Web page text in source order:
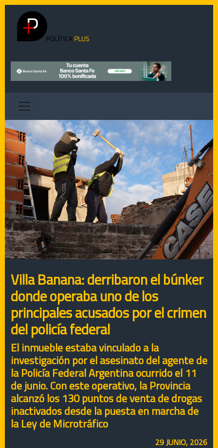
Villa Banana: derribaron el búnker
donde operaba uno de los
principales acusados por el crimen
del policía federal
El inmueble estaba vinculado a la
investigación por el asesinato del agente de
la Policía Federal Argentina ocurrido el 11
de junio. Con este operativo, la Provincia
alcanzó los 130 puntos de venta de drogas
inactivados desde la puesta en marcha de
la Ley de Microtráfico
29 JUNIO, 2026